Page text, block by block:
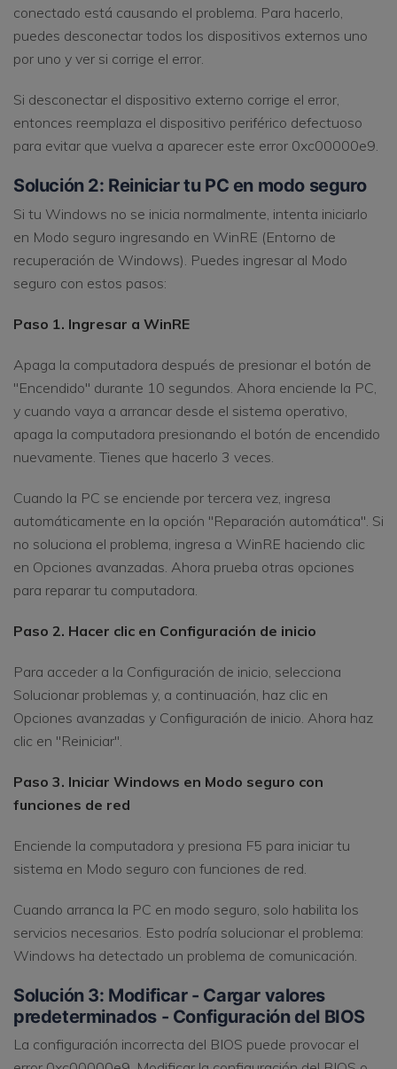
conectado está causando el problema. Para hacerlo,
puedes desconectar todos los dispositivos externos uno
por uno y ver si corrige el error.
Si desconectar el dispositivo externo corrige el error,
entonces reemplaza el dispositivo periférico defectuoso
para evitar que vuelva a aparecer este error 0xc00000e9.
Solución 2: Reiniciar tu PC en modo seguro
Si tu Windows no se inicia normalmente, intenta iniciarlo
en Modo seguro ingresando en WinRE (Entorno de
recuperación de Windows). Puedes ingresar al Modo
seguro con estos pasos:
Paso 1. Ingresar a WinRE
Apaga la computadora después de presionar el botón de
"Encendido" durante 10 segundos. Ahora enciende la PC,
y cuando vaya a arrancar desde el sistema operativo,
apaga la computadora presionando el botón de encendido
nuevamente. Tienes que hacerlo 3 veces.
Cuando la PC se enciende por tercera vez, ingresa
automáticamente en la opción "Reparación automática". Si
no soluciona el problema, ingresa a WinRE haciendo clic
en Opciones avanzadas. Ahora prueba otras opciones
para reparar tu computadora.
Paso 2. Hacer clic en Configuración de inicio
Para acceder a la Configuración de inicio, selecciona
Solucionar problemas y, a continuación, haz clic en
Opciones avanzadas y Configuración de inicio. Ahora haz
clic en "Reiniciar".
Paso 3. Iniciar Windows en Modo seguro con
funciones de red
Enciende la computadora y presiona F5 para iniciar tu
sistema en Modo seguro con funciones de red.
Cuando arranca la PC en modo seguro, solo habilita los
servicios necesarios. Esto podría solucionar el problema:
Windows ha detectado un problema de comunicación.
Solución 3: Modificar - Cargar valores
predeterminados - Configuración del BIOS
La configuración incorrecta del BIOS puede provocar el